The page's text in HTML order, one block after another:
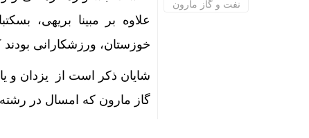
نفت و گاز مارون
علاوه بر مبینا بریهی،
خوزستان، ورزشکارانی
شایان ذکر است از یزدان و
گاز مارون که امسال در